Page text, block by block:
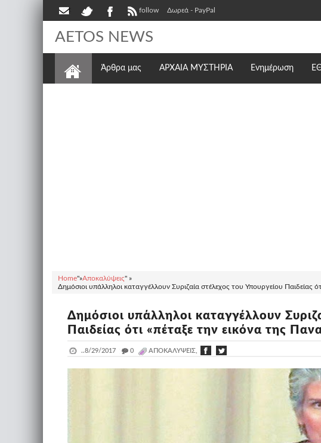
follow Δωρεά - PayPal
AETOS NEWS
Άρθρα μας ΑΡΧΑΙΑ ΜΥΣΤΗΡΙΑ Ενημέρωση
Home"»Αποκαλύψεις" »
Δημόσιοι υπάλληλοι καταγγέλλουν Συριζαία στέλεχος του Υπουργείου Παιδείας
Δημόσιοι υπάλληλοι καταγγέλλουν
Παιδείας ότι «πέταξε την εικόνα της
..8/29/2017 _ 0 ΑΠΟΚΑΛΎΨΕΙΣ,